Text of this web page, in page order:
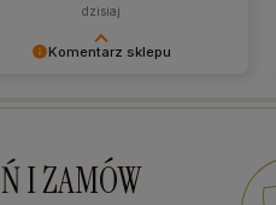
Komentarz sklepu
dumni, że możemy
produkty. Do zobaczenia
w naszym sklepie!
dzisiaj
I ZAMÓW